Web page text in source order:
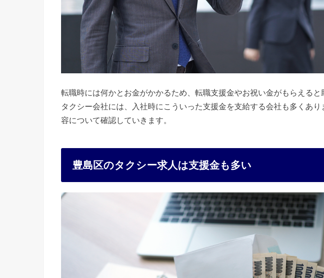
転職時には何かとお金がかかるため、転職支援金やお祝い金がもらえる
タクシー会社には、入社時にこういった支援金を支給する会社も多くあ
容について確認していきます。
豊島区のタクシー求人は支援金も多い